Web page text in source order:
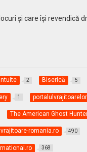
şi care îşi revendică
2 Biserică 5
1
The American Ghost
vrajitoare-romania.ro 490
368